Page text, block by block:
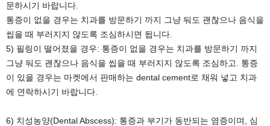
문하시기 바랍니다.
통증이 없을 경우는 치과를 방문하기 까지 그냥 둬도 괜찮으나 음식을
씹을 때 부러지지 않도록 조심하시면 됩니다.
5) 필링이 떨어졌을 경우: 통증이 없을 경우는 치과를 방문하기 까지
그냥 둬도 괜찮으나 음식을 씹을 때 부러지지 않도록 조심하고. 통증
이 있을 경우는 마켓에서 판매하는 dental cement로 채워 넣고 치과
에 연락하시기 바랍니다.
6) 치성농양(Dental Abscess): 통증과 부기가 동반되는 염증이며, 심